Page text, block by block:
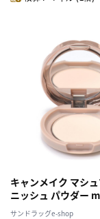
キャンメイク マシ
ニッシュ パウダー
ットライトオークル
サンドラッグe-shop